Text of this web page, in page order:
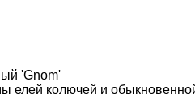
'Gnom'
елей колючей и